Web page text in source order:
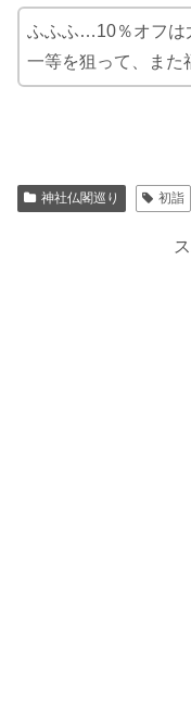
ふふふ…10％オフは
一等を狙って、また
神社仏閣巡り 初詣